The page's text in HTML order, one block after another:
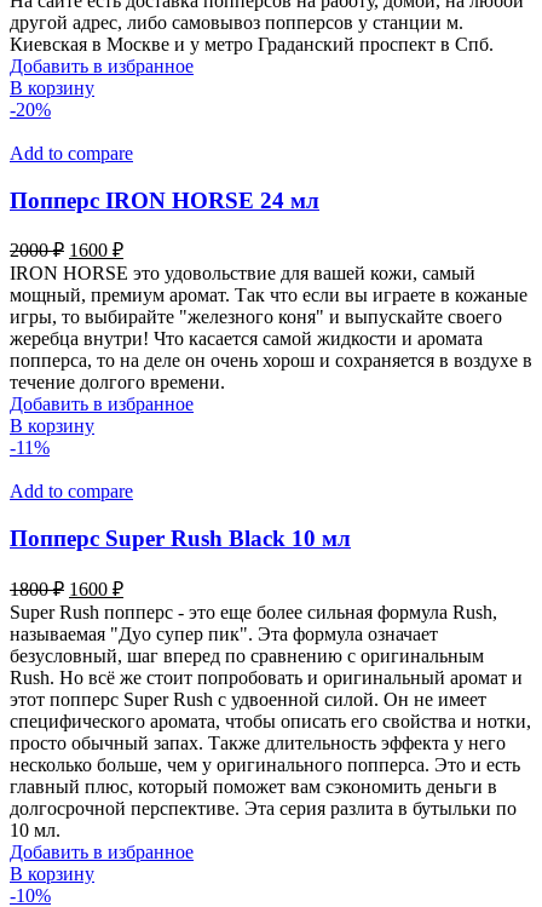
другой адрес, либо самовывоз попперсов у станции м.
Киевская в Москве и у метро Граданский проспект в Спб.
Добавить в избранное
В корзину
-20%
Add to compare
Попперс IRON HORSE 24 мл
2000₽ Первоначальная
цена
составляла
2000 ₽.
1600 ₽Текущая
цена:
1600 ₽.
IRON HORSE это удовольствие для вашей кожи, самый
мощный, премиум аромат. Так что если вы играете в кожаные
игры, то выбирайте "железного коня" и выпускайте своего
жеребца внутри! Что касается самой жидкости и аромата
попперса, то на деле он очень хорош и сохраняется в воздухе в
течение долгого времени.
Добавить в избранное
В корзину
-11%
Add to compare
Попперс Super Rush Black 10 мл
1800₽ Первоначальная
цена
составляла
1800 ₽.
1600 ₽Текущая
цена:
1600 ₽.
Super Rush попперс - это еще более сильная формула Rush,
называемая "Дуо супер пик". Эта формула означает
безусловный, шаг вперед по сравнению с оригинальным
Rush. Но всё же стоит попробовать и оригинальный аромат и
этот попперс Super Rush с удвоенной силой. Он не имеет
специфического аромата, чтобы описать его свойства и нотки,
просто обычный запах. Также длительность эффекта у него
несколько больше, чем у оригинального попперса. Это и есть
главный плюс, который поможет вам сэкономить деньги в
долгосрочной перспективе. Эта серия разлита в бутыльки по
10 мл.
Добавить в избранное
В корзину
-10%